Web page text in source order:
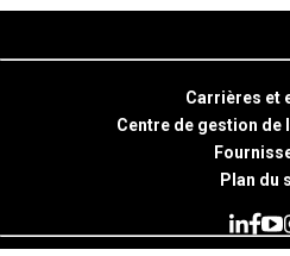
Carrières et
Centre de gestion de
Plan du